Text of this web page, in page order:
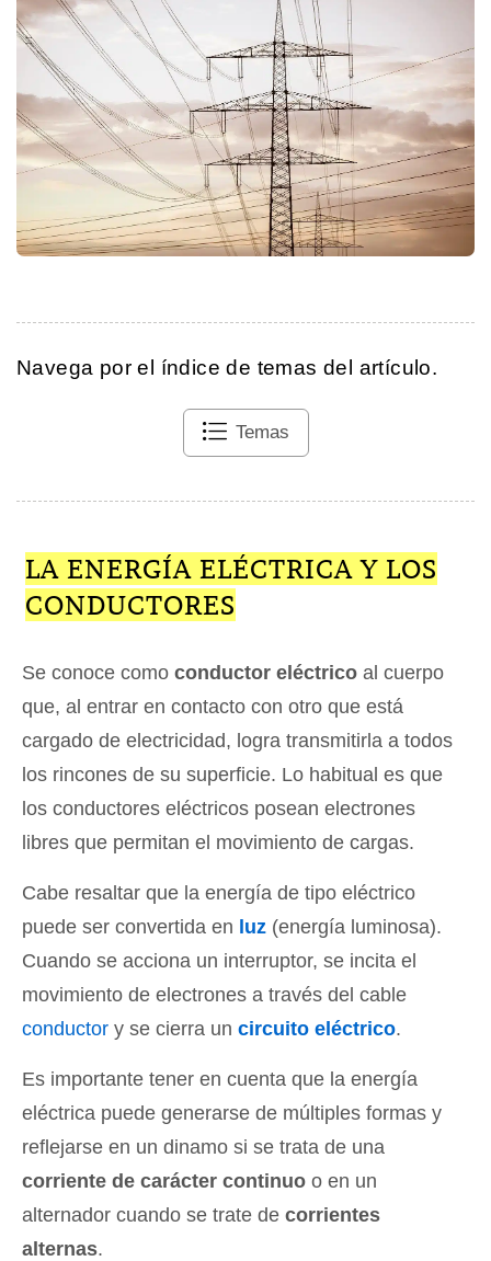
Navega por el índice de temas del artículo.
Temas
LA ENERGÍA ELÉCTRICA Y LOS
CONDUCTORES
Se conoce como conductor eléctrico al cuerpo
que, al entrar en contacto con otro que está
cargado de electricidad, logra transmitirla a todos
los rincones de su superficie. Lo habitual es que
los conductores eléctricos posean electrones
libres que permitan el movimiento de cargas.
Cabe resaltar que la energía de tipo eléctrico
puede ser convertida en luz (energía luminosa).
Cuando se acciona un interruptor, se incita el
movimiento de electrones a través del cable
conductor y se cierra un circuito eléctrico.
Es importante tener en cuenta que la energía
eléctrica puede generarse de múltiples formas y
reflejarse en un dinamo si se trata de una
corriente de carácter continuo o en un
alternador cuando se trate de corrientes
alternas.